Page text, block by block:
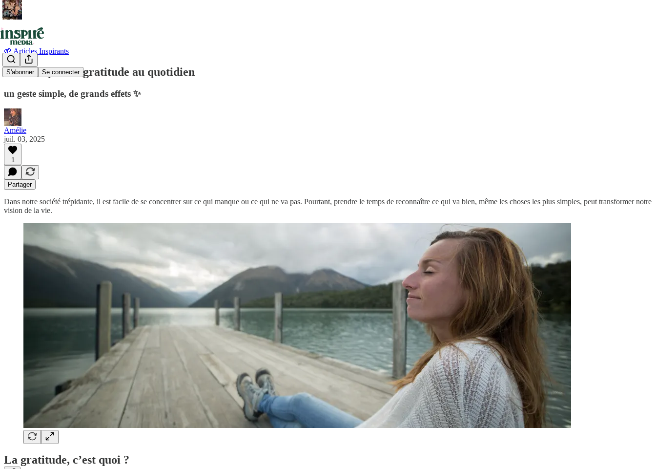
S'abonner Se connecter
🌱 Articles Inspirants
💝 Pratiquer la gratitude au quotidien
un geste simple, de grands effets ✨
Amélie
juil. 03, 2025
1
Partager
Dans notre société trépidante, il est facile de se concentrer sur ce qui manque ou ce qui ne va pas. Pourtant, prendre le temps de reconnaître ce qui va bien, même les choses les plus simples, peut transformer notre
vision de la vie.
La gratitude, c’est quoi ?